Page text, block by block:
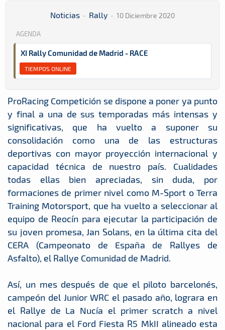
Noticias · Rally · 10 Diciembre 2020
AGENDA
XI Rally Comunidad de Madrid - RACE
TIEMPOS ONLINE
ProRacing Competición se dispone a poner ya punto
y final a una de sus temporadas más intensas y
significativas, que ha vuelto a suponer su
consolidación como una de las estructuras
deportivas con mayor proyección internacional y
capacidad técnica de nuestro país. Cualidades
todas ellas bien apreciadas, sin duda, por
formaciones de primer nivel como M-Sport o Terra
Training Motorsport, que ha vuelto a seleccionar al
equipo de Reocín para ejecutar la participación de
su joven promesa, Jan Solans, en la última cita del
CERA (Campeonato de España de Rallyes de
Asfalto), el Rallye Comunidad de Madrid.
Así, un mes después de que el piloto barcelonés,
campeón del Junior WRC el pasado año, lograra en
el Rallye de La Nucía el primer scratch a nivel
nacional para el Ford Fiesta R5 MkII alineado esta